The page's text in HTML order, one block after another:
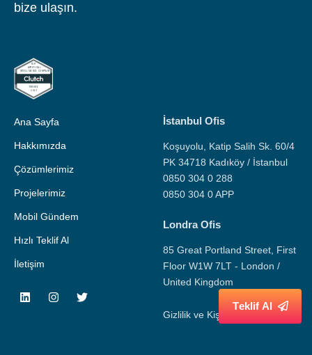
bize ulaşın.
Teklif Al
Ana Sayfa
Hakkımızda
Çözümlerimiz
Projelerimiz
Mobil Gündem
Hızlı Teklif Al
İletişim
İstanbul Ofis
Koşuyolu, Katip Salih Sk. 60/4
PK 34718 Kadıköy / İstanbul
0850 304 0 288
0850 304 0 APP
Londra Ofis
85 Great Portland Street, First
Floor W1W 7LT - London /
United Kingdom
Gizlilik ve Kişisel Veri Politikası